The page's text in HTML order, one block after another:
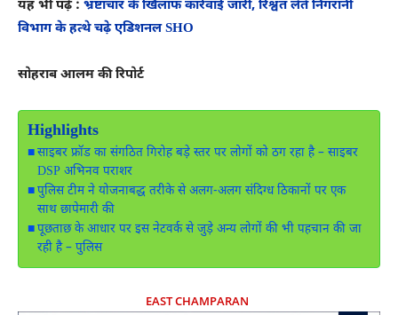
यह भी पढ़े : भ्रष्टाचार के खिलाफ कार्रवाई जारी, रिश्वत लेते निगरानी
विभाग के हत्थे चढ़े एडिशनल SHO
सोहराब आलम की रिपोर्ट
Highlights
साइबर फ्रॉड का संगठित गिरोह बड़े स्तर पर लोगों को ठग रहा है – साइबर
DSP अभिनव पराशर
पुलिस टीम ने योजनाबद्ध तरीके से अलग-अलग संदिग्ध ठिकानों पर एक
साथ छापेमारी की
पूछताछ के आधार पर इस नेटवर्क से जुड़े अन्य लोगों की भी पहचान की जा
रही है – पुलिस
EAST CHAMPARAN